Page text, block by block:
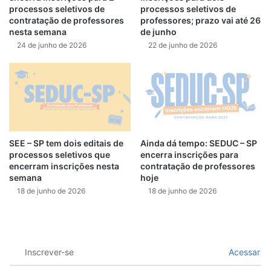
processos seletivos de
contratação de professores
nesta semana
24 de junho de 2026
processos seletivos de
professores; prazo vai até 26
de junho
22 de junho de 2026
SEE – SP tem dois editais de
processos seletivos que
encerram inscrições nesta
semana
18 de junho de 2026
Ainda dá tempo: SEDUC – SP
encerra inscrições para
contratação de professores
hoje
18 de junho de 2026
Inscrever-se Acessar